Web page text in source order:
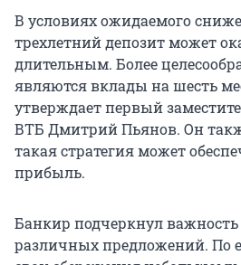
В условиях ожидаемого
трехлетний депозит может
длительным. Более
являются вклады на шесть
утверждает первый
ВТБ Дмитрий Пьянов. Он
такая стратегия может
прибыль.
Банкир подчеркнул
различных предложений. По